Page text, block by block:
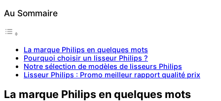
Au Sommaire
La marque Philips en quelques mots
Pourquoi choisir un lisseur Philips ?
Notre sélection de modèles de lisseurs Philips
Lisseur Philips : Promo meilleur rapport qualité prix
La marque Philips en quelques mots